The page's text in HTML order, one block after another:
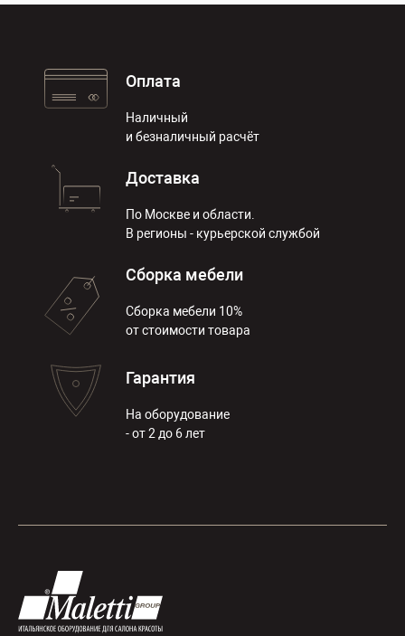
Оплата
Наличный
и безналичный расчёт
Доставка
По Москве и области.
В регионы - курьерской службой
Сборка мебели
Сборка мебели 10%
от стоимости товара
Гарантия
На оборудование
- от 2 до 6 лет